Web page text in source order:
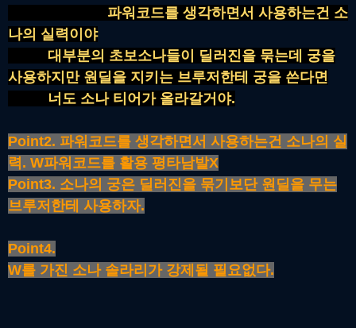
파워코드를 생각하면서 사용하는건 소
나의 실력이야
대부분의 초보소나들이 딜러진을 묶는데 궁을
사용하지만 원딜을 지키는 브루저한테 궁을 쓴다면
너도 소나 티어가 올라갈거야.
Point2. 파워코드를 생각하면서 사용하는건 소나의 실
력. W파워코드를 활용 평타남발X
Point3. 소나의 궁은 딜러진을 묶기보단 원딜을 무는
브루저한테 사용하자.
Point4.
W를 가진 소나 솔라리가 강제될 필요없다.